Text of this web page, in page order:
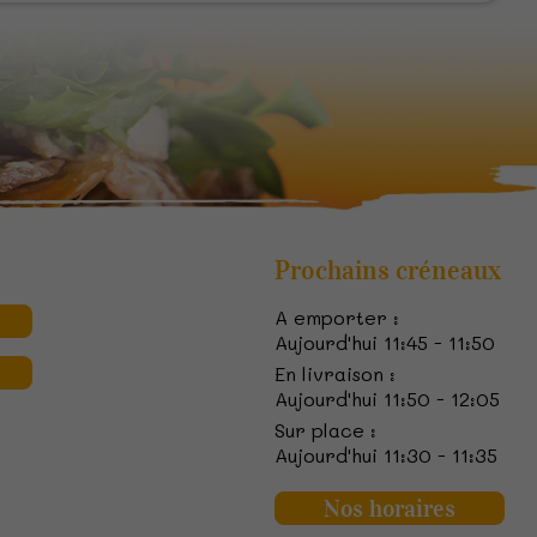
Prochains créneaux
A emporter :
Aujourd'hui 11:45 - 11:50
En livraison :
Aujourd'hui 11:50 - 12:05
Sur place :
Aujourd'hui 11:30 - 11:35
Nos horaires